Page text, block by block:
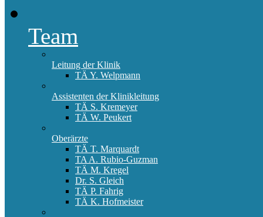
Team
Leitung der Klinik
TÄ Y. Welpmann
Assistenten der Klinikleitung
TÄ S. Kremeyer
TÄ W. Peukert
Oberärzte
TÄ T. Marquardt
TA A. Rubio-Guzman
TÄ M. Kregel
Dr. S. Gleich
TÄ P. Fahrig
TÄ K. Hofmeister